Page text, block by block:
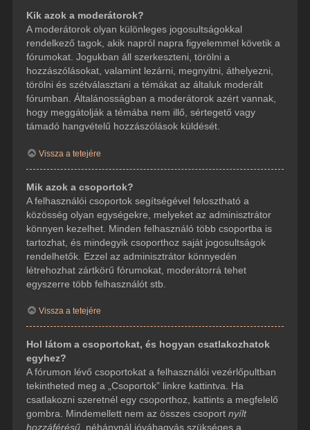
Kik azok a moderátorok?
A moderátorok olyan különleges jogosultságokkal
rendelkező tagok, akik napról napra figyelemmel követik a
fórumokat. Jogukban áll szerkeszteni, törölni a
hozzászólásokat, valamint lezárni, megnyitni, áthelyezni,
törölni és szétválasztani a témákat az általuk moderált
fórumban. Általánosságban a moderátorok azért vannak,
hogy meggátolják a témába nem illő, sértegető vagy
támadó hangvételű hozzászólások küldését.
Vissza a tetejére
Mik azok a csoportok?
A felhasználói csoportok segítségével felosztható a
közösség olyan egységekre, melyeket az adminisztrátor
könnyen kezelhet. Minden felhasználó több csoportba is
tartozhat, és mindegyik csoporthoz saját jogosultságok
rendelhetők. Ezzel az adminisztrátor könnyedén
létrehozhat zártkörű fórumokat, moderátorrá tehet
egyszerre több felhasználót stb.
Vissza a tetejére
Hol látom a csoportokat, és hogyan csatlakozhatok
egyhez?
A fórumon lévő csoportokat a felhasználói vezérlőpultban
tekintheted meg a „Csoportok” linkre kattintva. Ha
csatlakozni szeretnél egy csoporthoz, kattints a megfelelő
gombra. Mindemellett nem az összes csoport nyílt
hozzáférésű, néhánynál jóváhagyás szükséges a